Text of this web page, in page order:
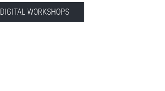
DIGITAL WORKSHOPS